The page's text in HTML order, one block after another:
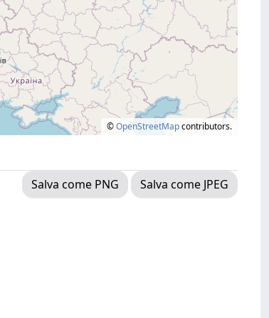
©OpenStreetMapcontributors.
Salva come PNG
Salva come JPEG